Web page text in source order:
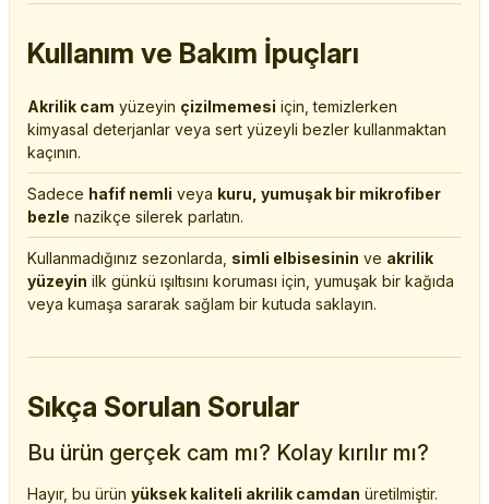
Kullanım ve Bakım İpuçları
Akrilik cam yüzeyin çizilmemesi için, temizlerken
kimyasal deterjanlar veya sert yüzeyli bezler kullanmaktan
kaçının.
Sadece hafif nemli veya kuru, yumuşak bir mikrofiber
bezle nazikçe silerek parlatın.
Kullanmadığınız sezonlarda, simli elbisesinin ve akrilik
yüzeyin ilk günkü ışıltısını koruması için, yumuşak bir kağıda
veya kumaşa sararak sağlam bir kutuda saklayın.
Sıkça Sorulan Sorular
Bu ürün gerçek cam mı? Kolay kırılır mı?
Hayır, bu ürün yüksek kaliteli akrilik camdan üretilmiştir.